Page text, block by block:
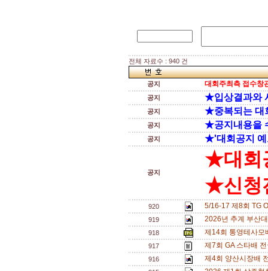
전체 자료수 : 940 건
공지 대회주최측 접수창
공지 ★입상결과와
공지 ★중복되는 대
공지 ★공지내용을
공지 ★'대회공지 예
공지
★대회
★신청
920 5/16-17 제8회 TG
919 2026년 추계 부산
918 제14회 통영테사
917 제7회 GA 스타배
916 제4회 양산시장배